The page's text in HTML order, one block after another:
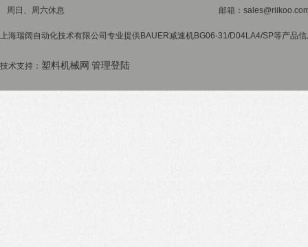
周日、周六休息 邮箱：
上海瑞阔自动化技术有限公司专业提供BAUER减速机BG06-31/D04LA4/SP等产品
技术支持： 塑料机械网 管理登陆